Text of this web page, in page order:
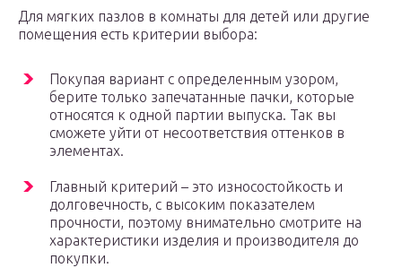
Для мягких пазлов в комнаты для детей или другие
помещения есть критерии выбора:
Покупая вариант с определенным узором,
берите только запечатанные пачки, которые
относятся к одной партии выпуска. Так вы
сможете уйти от несоответствия оттенков в
элементах.
Главный критерий – это износостойкость и
долговечность, с высоким показателем
прочности, поэтому внимательно смотрите на
характеристики изделия и производителя до
покупки.